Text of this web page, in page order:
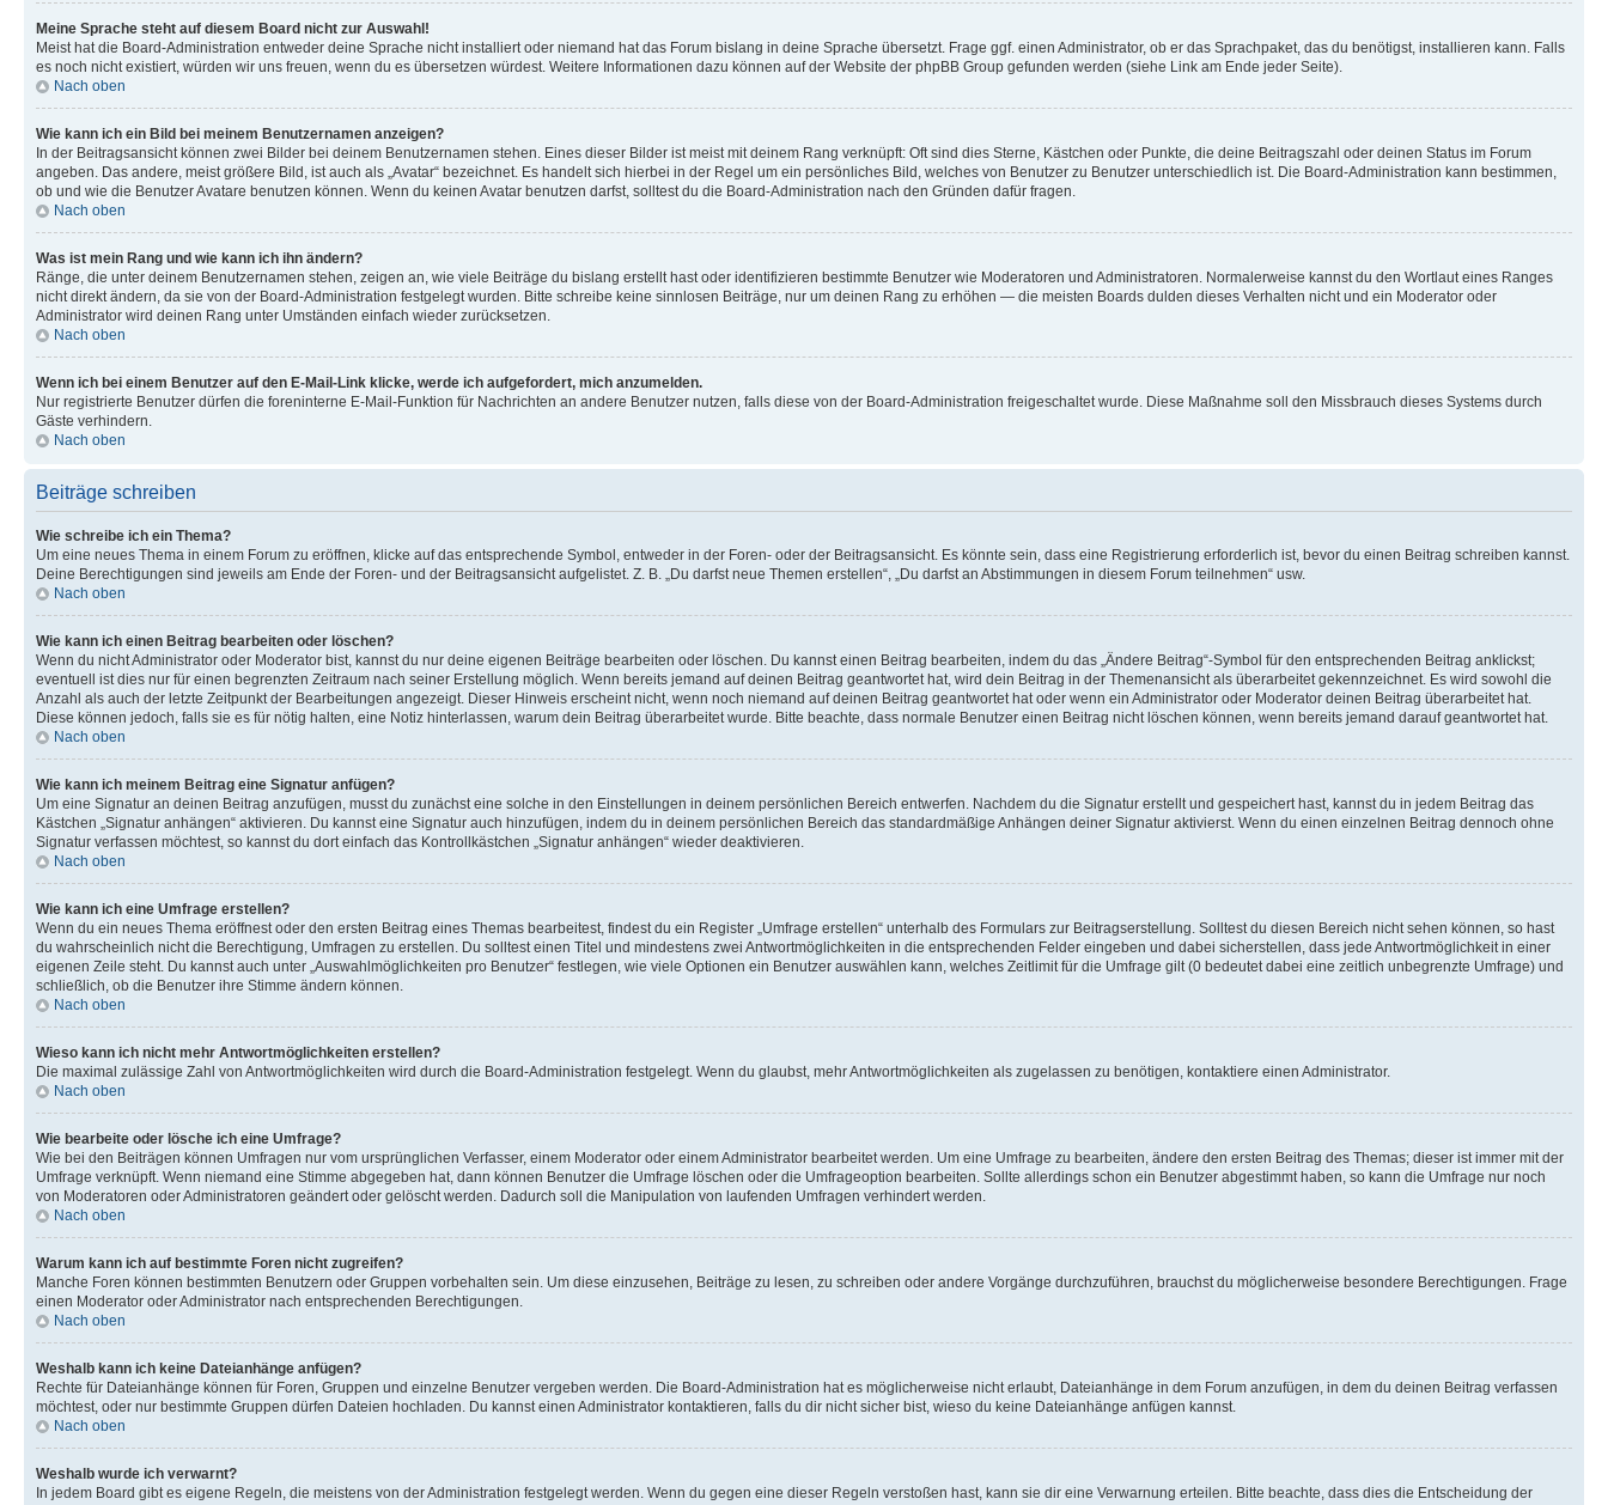
Meine Sprache steht auf diesem Board nicht zur Auswahl!
Meist hat die Board-Administration entweder deine Sprache nicht installiert oder niemand hat das Forum bislang in deine Sprache übersetzt. Frage ggf. einen Administrator, ob er das Sprachpaket, das du benötigst, installieren kann. Falls
es noch nicht existiert, würden wir uns freuen, wenn du es übersetzen würdest. Weitere Informationen dazu können auf der Website der phpBB Group gefunden werden (siehe Link am Ende jeder Seite).
Nach oben
Wie kann ich ein Bild bei meinem Benutzernamen anzeigen?
In der Beitragsansicht können zwei Bilder bei deinem Benutzernamen stehen. Eines dieser Bilder ist meist mit deinem Rang verknüpft: Oft sind dies Sterne, Kästchen oder Punkte, die deine Beitragszahl oder deinen Status im Forum
angeben. Das andere, meist größere Bild, ist auch als „Avatar“ bezeichnet. Es handelt sich hierbei in der Regel um ein persönliches Bild, welches von Benutzer zu Benutzer unterschiedlich ist. Die Board-Administration kann bestimmen,
ob und wie die Benutzer Avatare benutzen können. Wenn du keinen Avatar benutzen darfst, solltest du die Board-Administration nach den Gründen dafür fragen.
Nach oben
Was ist mein Rang und wie kann ich ihn ändern?
Ränge, die unter deinem Benutzernamen stehen, zeigen an, wie viele Beiträge du bislang erstellt hast oder identifizieren bestimmte Benutzer wie Moderatoren und Administratoren. Normalerweise kannst du den Wortlaut eines Ranges
nicht direkt ändern, da sie von der Board-Administration festgelegt wurden. Bitte schreibe keine sinnlosen Beiträge, nur um deinen Rang zu erhöhen — die meisten Boards dulden dieses Verhalten nicht und ein Moderator oder
Administrator wird deinen Rang unter Umständen einfach wieder zurücksetzen.
Nach oben
Wenn ich bei einem Benutzer auf den E-Mail-Link klicke, werde ich aufgefordert, mich anzumelden.
Nur registrierte Benutzer dürfen die foreninterne E-Mail-Funktion für Nachrichten an andere Benutzer nutzen, falls diese von der Board-Administration freigeschaltet wurde. Diese Maßnahme soll den Missbrauch dieses Systems durch
Gäste verhindern.
Nach oben
Beiträge schreiben
Wie schreibe ich ein Thema?
Um eine neues Thema in einem Forum zu eröffnen, klicke auf das entsprechende Symbol, entweder in der Foren- oder der Beitragsansicht. Es könnte sein, dass eine Registrierung erforderlich ist, bevor du einen Beitrag schreiben kannst.
Deine Berechtigungen sind jeweils am Ende der Foren- und der Beitragsansicht aufgelistet. Z. B. „Du darfst neue Themen erstellen“, „Du darfst an Abstimmungen in diesem Forum teilnehmen“ usw.
Nach oben
Wie kann ich einen Beitrag bearbeiten oder löschen?
Wenn du nicht Administrator oder Moderator bist, kannst du nur deine eigenen Beiträge bearbeiten oder löschen. Du kannst einen Beitrag bearbeiten, indem du das „Ändere Beitrag“-Symbol für den entsprechenden Beitrag anklickst;
eventuell ist dies nur für einen begrenzten Zeitraum nach seiner Erstellung möglich. Wenn bereits jemand auf deinen Beitrag geantwortet hat, wird dein Beitrag in der Themenansicht als überarbeitet gekennzeichnet. Es wird sowohl die
Anzahl als auch der letzte Zeitpunkt der Bearbeitungen angezeigt. Dieser Hinweis erscheint nicht, wenn noch niemand auf deinen Beitrag geantwortet hat oder wenn ein Administrator oder Moderator deinen Beitrag überarbeitet hat.
Diese können jedoch, falls sie es für nötig halten, eine Notiz hinterlassen, warum dein Beitrag überarbeitet wurde. Bitte beachte, dass normale Benutzer einen Beitrag nicht löschen können, wenn bereits jemand darauf geantwortet hat.
Nach oben
Wie kann ich meinem Beitrag eine Signatur anfügen?
Um eine Signatur an deinen Beitrag anzufügen, musst du zunächst eine solche in den Einstellungen in deinem persönlichen Bereich entwerfen. Nachdem du die Signatur erstellt und gespeichert hast, kannst du in jedem Beitrag das
Kästchen „Signatur anhängen“ aktivieren. Du kannst eine Signatur auch hinzufügen, indem du in deinem persönlichen Bereich das standardmäßige Anhängen deiner Signatur aktivierst. Wenn du einen einzelnen Beitrag dennoch ohne
Signatur verfassen möchtest, so kannst du dort einfach das Kontrollkästchen „Signatur anhängen“ wieder deaktivieren.
Nach oben
Wie kann ich eine Umfrage erstellen?
Wenn du ein neues Thema eröffnest oder den ersten Beitrag eines Themas bearbeitest, findest du ein Register „Umfrage erstellen“ unterhalb des Formulars zur Beitragserstellung. Solltest du diesen Bereich nicht sehen können, so hast
du wahrscheinlich nicht die Berechtigung, Umfragen zu erstellen. Du solltest einen Titel und mindestens zwei Antwortmöglichkeiten in die entsprechenden Felder eingeben und dabei sicherstellen, dass jede Antwortmöglichkeit in einer
eigenen Zeile steht. Du kannst auch unter „Auswahlmöglichkeiten pro Benutzer“ festlegen, wie viele Optionen ein Benutzer auswählen kann, welches Zeitlimit für die Umfrage gilt (0 bedeutet dabei eine zeitlich unbegrenzte Umfrage) und
schließlich, ob die Benutzer ihre Stimme ändern können.
Nach oben
Wieso kann ich nicht mehr Antwortmöglichkeiten erstellen?
Die maximal zulässige Zahl von Antwortmöglichkeiten wird durch die Board-Administration festgelegt. Wenn du glaubst, mehr Antwortmöglichkeiten als zugelassen zu benötigen, kontaktiere einen Administrator.
Nach oben
Wie bearbeite oder lösche ich eine Umfrage?
Wie bei den Beiträgen können Umfragen nur vom ursprünglichen Verfasser, einem Moderator oder einem Administrator bearbeitet werden. Um eine Umfrage zu bearbeiten, ändere den ersten Beitrag des Themas; dieser ist immer mit der
Umfrage verknüpft. Wenn niemand eine Stimme abgegeben hat, dann können Benutzer die Umfrage löschen oder die Umfrageoption bearbeiten. Sollte allerdings schon ein Benutzer abgestimmt haben, so kann die Umfrage nur noch
von Moderatoren oder Administratoren geändert oder gelöscht werden. Dadurch soll die Manipulation von laufenden Umfragen verhindert werden.
Nach oben
Warum kann ich auf bestimmte Foren nicht zugreifen?
Manche Foren können bestimmten Benutzern oder Gruppen vorbehalten sein. Um diese einzusehen, Beiträge zu lesen, zu schreiben oder andere Vorgänge durchzuführen, brauchst du möglicherweise besondere Berechtigungen. Frage
einen Moderator oder Administrator nach entsprechenden Berechtigungen.
Nach oben
Weshalb kann ich keine Dateianhänge anfügen?
Rechte für Dateianhänge können für Foren, Gruppen und einzelne Benutzer vergeben werden. Die Board-Administration hat es möglicherweise nicht erlaubt, Dateianhänge in dem Forum anzufügen, in dem du deinen Beitrag verfassen
möchtest, oder nur bestimmte Gruppen dürfen Dateien hochladen. Du kannst einen Administrator kontaktieren, falls du dir nicht sicher bist, wieso du keine Dateianhänge anfügen kannst.
Nach oben
Weshalb wurde ich verwarnt?
In jedem Board gibt es eigene Regeln, die meistens von der Administration festgelegt werden. Wenn du gegen eine dieser Regeln verstoßen hast, kann sie dir eine Verwarnung erteilen. Bitte beachte, dass dies die Entscheidung der